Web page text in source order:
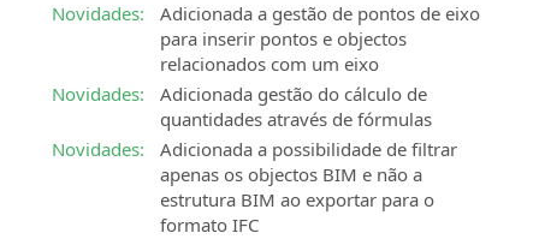
Novidades:
Adicionada a gestão de pontos de eixo
para inserir pontos e objectos
relacionados com um eixo
Novidades:
Adicionada gestão do cálculo de
quantidades através de fórmulas
Novidades:
Adicionada a possibilidade de filtrar
apenas os objectos BIM e não a
estrutura BIM ao exportar para o
formato IFC